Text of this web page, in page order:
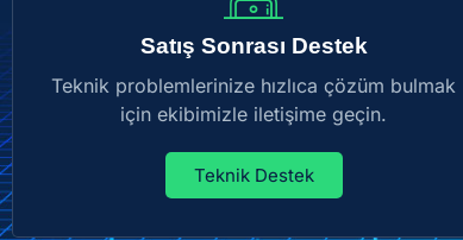
Satış Sonrası Destek
Teknik problemlerinize hızlıca çözüm bulmak
için ekibimizle iletişime geçin.
Teknik Destek